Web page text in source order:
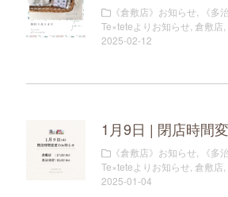
《倉敷店》お知らせ, 《多
Te×teteよりお知らせ, 倉敷店,
2025-02-12
1月9日 | 閉店時間
《倉敷店》お知らせ, 《多
Te×teteよりお知らせ, 倉敷店,
2025-01-04